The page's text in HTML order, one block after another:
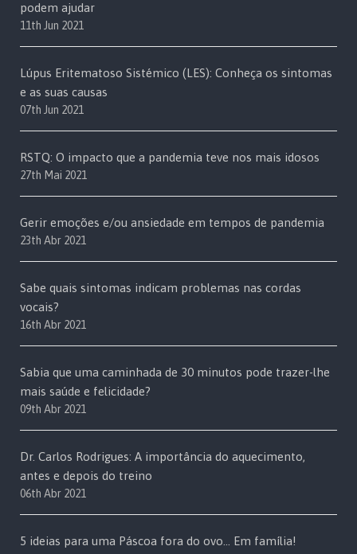
podem ajudar
11th Jun 2021
Lúpus Eritematoso Sistémico (LES): Conheça os sintomas
e as suas causas
07th Jun 2021
RSTQ: O impacto que a pandemia teve nos mais idosos
27th Mai 2021
Gerir emoções e/ou ansiedade em tempos de pandemia
23th Abr 2021
Sabe quais sintomas indicam problemas nas cordas
vocais?
16th Abr 2021
Sabia que uma caminhada de 30 minutos pode trazer-lhe
mais saúde e felicidade?
09th Abr 2021
Dr. Carlos Rodrigues: A importância do aquecimento,
antes e depois do treino
06th Abr 2021
5 ideias para uma Páscoa fora do ovo… Em família!